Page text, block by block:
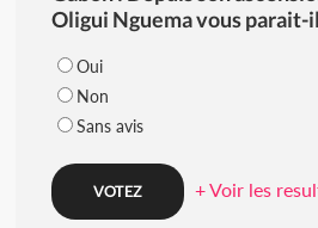
Oligui Nguema vous parait-
Oui
Non
Sans avis
+ Voir les